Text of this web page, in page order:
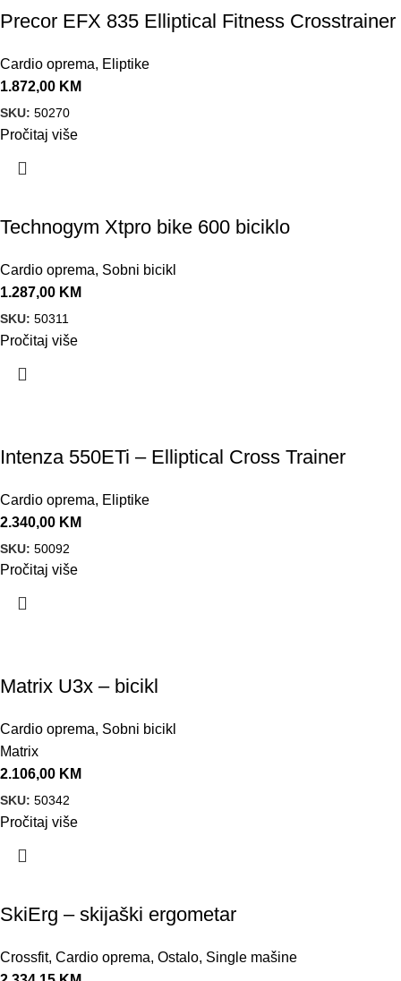
Precor EFX 835 Elliptical Fitness Crosstrainer
Cardio oprema, Eliptike
1.872,00 KM
SKU: 50270
Pročitaj više
Technogym Xtpro bike 600 biciklo
Cardio oprema, Sobni bicikl
1.287,00 KM
SKU: 50311
Pročitaj više
Intenza 550ETi – Elliptical Cross Trainer
Cardio oprema, Eliptike
2.340,00 KM
SKU: 50092
Pročitaj više
Matrix U3x – bicikl
Cardio oprema, Sobni bicikl
Matrix
2.106,00 KM
SKU: 50342
Pročitaj više
SkiErg – skijaški ergometar
Crossfit, Cardio oprema, Ostalo, Single mašine